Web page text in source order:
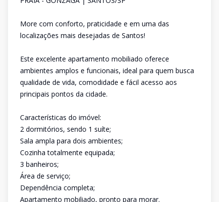
More com conforto, praticidade e em uma das
localizações mais desejadas de Santos!
Este excelente apartamento mobiliado oferece
ambientes amplos e funcionais, ideal para quem busca
qualidade de vida, comodidade e fácil acesso aos
principais pontos da cidade.
Características do imóvel:
2 dormitórios, sendo 1 suíte;
Sala ampla para dois ambientes;
Cozinha totalmente equipada;
3 banheiros;
Área de serviço;
Dependência completa;
Apartamento mobiliado, pronto para morar.